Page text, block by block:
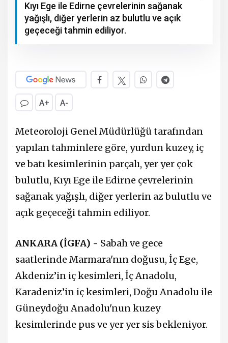
Kıyı Ege ile Edirne çevrelerinin sağanak
yağışlı, diğer yerlerin az bulutlu ve açık
geçeceği tahmin ediliyor.
A+ A-
Meteoroloji Genel Müdürlüğü tarafından
yapılan tahminlere göre, yurdun kuzey, iç
ve batı kesimlerinin parçalı, yer yer çok
bulutlu, Kıyı Ege ile Edirne çevrelerinin
sağanak yağışlı, diğer yerlerin az bulutlu ve
açık geçeceği tahmin ediliyor.
ANKARA (İGFA) - Sabah ve gece
saatlerinde Marmara'nın doğusu, İç Ege,
Akdeniz’in iç kesimleri, İç Anadolu,
Karadeniz’in iç kesimleri, Doğu Anadolu ile
Güneydoğu Anadolu'nun kuzey
kesimlerinde pus ve yer yer sis bekleniyor.